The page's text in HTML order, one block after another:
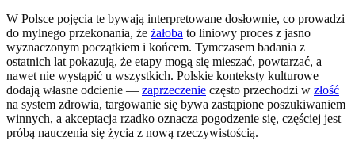
W Polsce pojęcia te bywają interpretowane dosłownie, co prowadzi
do mylnego przekonania, że żałoba to liniowy proces z jasno
wyznaczonym początkiem i końcem. Tymczasem badania z
ostatnich lat pokazują, że etapy mogą się mieszać, powtarzać, a
nawet nie wystąpić u wszystkich. Polskie konteksty kulturowe
dodają własne odcienie — zaprzeczenie często przechodzi w złość
na system zdrowia, targowanie się bywa zastąpione poszukiwaniem
winnych, a akceptacja rzadko oznacza pogodzenie się, częściej jest
próbą nauczenia się życia z nową rzeczywistością.